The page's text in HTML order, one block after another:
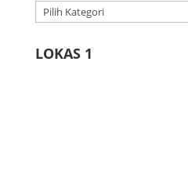
Seleksi
Produk
LOKAS 1